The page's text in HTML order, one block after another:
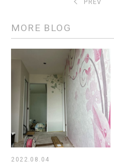
PREV
MORE BLOG
2022.08.04